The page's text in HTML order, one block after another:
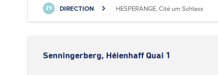
29 DIRECTION HESPERANGE, Cité um Schlass
Senningerberg, Héienhaff Quai 1